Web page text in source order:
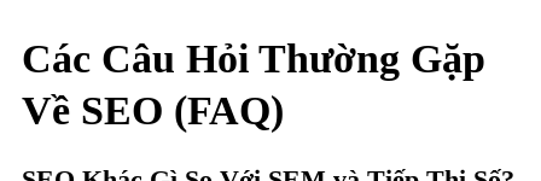
Các Câu Hỏi Thường Gặp
Về SEO (FAQ)